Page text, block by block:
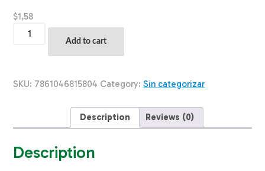
$1,58
Comedero
Para
CHEMPRO
quantity
Add to cart
SKU: 7861046815804 Category:Sin categorizar
Description Reviews (0)
Description